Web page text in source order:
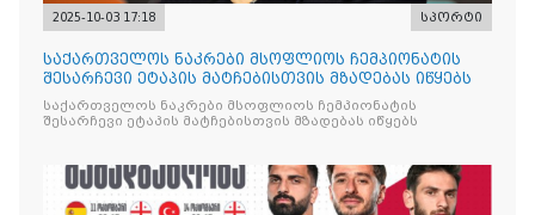
2025-10-03 17:18 სპორტი
საქართველოს ნაკრები მსოფლიოს ჩემპიონატის
შესარჩევი ეტაპის მატჩებისთვის მზადებას იწყებს
საქართველოს ნაკრები მსოფლიოს ჩემპიონატის
შესარჩევი ეტაპის მატჩებისთვის მზადებას იწყებს